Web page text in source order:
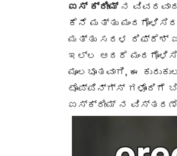
ಐಸ್ ಕ್ರೀಮ್ ನ ವಿವರವಾದ
ಕೆನೆ ಮತ್ತು ಮಂದಗೊಳಿಸಿದ
ಮತ್ತು ಸರಳ ರಿಫ್ರೆಶ್ ಐಸ್
ಇಲ್ಲ ಆದರೆ
ಮೂಲಭೂತವಾಗಿ, ಈ
ಟೊಪ್ಪಿನ್ಗ್ಸ್ ಗಳೊಂದಿಗೆ
ಐಸ್ಕ್ರೀಮ್ ನ